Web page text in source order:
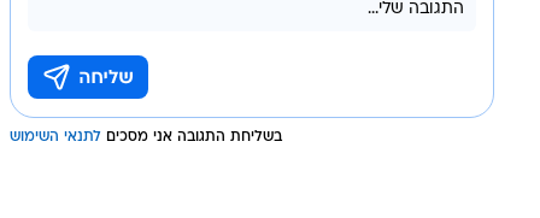
בשליחת התגובה אני מסכים לתנאי השימוש